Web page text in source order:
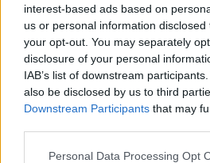
interest-based ads based on
us or personal information
your opt-out. You may separately
disclosure of your personal
IAB’s list of downstream
also be disclosed by us to third
Downstream Participants that may
Personal Data Processing Opt
Már csaknem négymillió
kontinens összefogásával
tüzeket a tengerentúlon
Rendkívüli állapotot hirdettek
Kanadában.